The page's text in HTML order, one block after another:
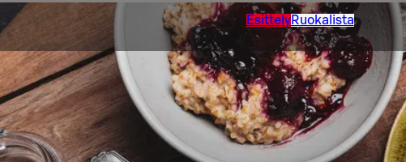
EsittelyRuokalista